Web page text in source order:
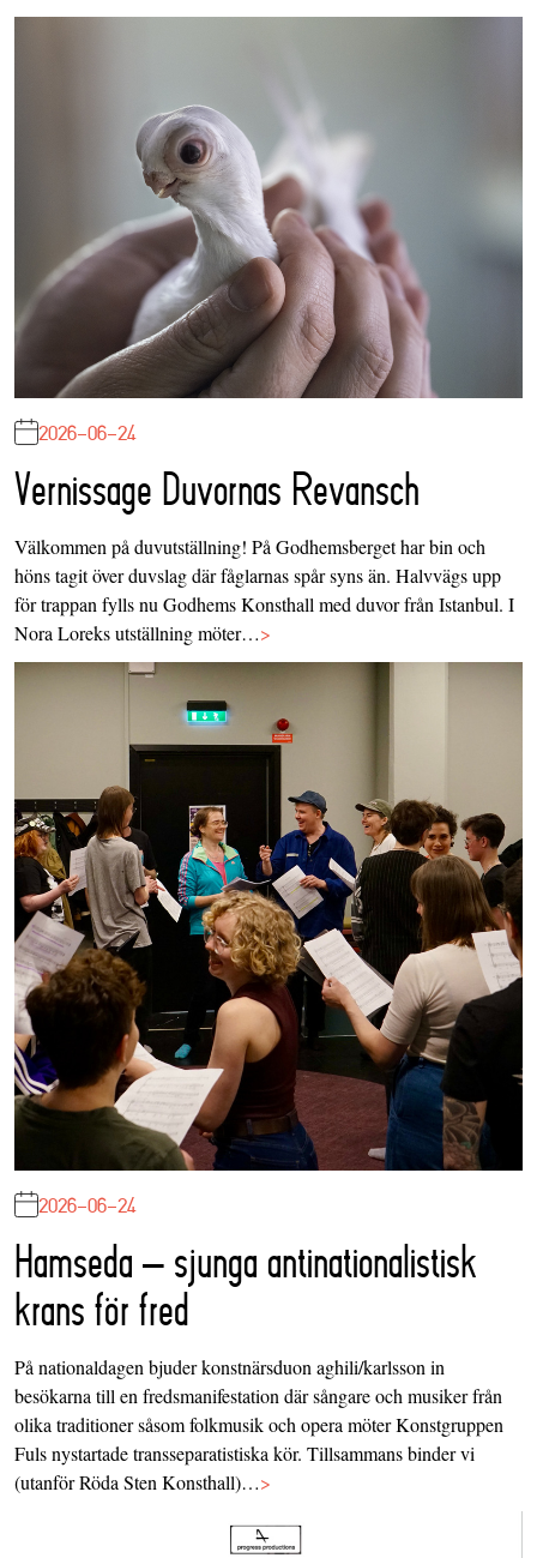
2026-06-24
Vernissage Duvornas Revansch
Välkommen på duvutställning! På Godhemsberget har bin och
höns tagit över duvslag där fåglarnas spår syns än. Halvvägs upp
för trappan fylls nu Godhems Konsthall med duvor från Istanbul. I
Nora Loreks utställning möter…>
2026-06-24
Hamseda – sjunga antinationalistisk
krans för fred
På nationaldagen bjuder konstnärsduon aghili/karlsson in
besökarna till en fredsmanifestation där sångare och musiker från
olika traditioner såsom folkmusik och opera möter Konstgruppen
Fuls nystartade transseparatistiska kör. Tillsammans binder vi
(utanför Röda Sten Konsthall)…>